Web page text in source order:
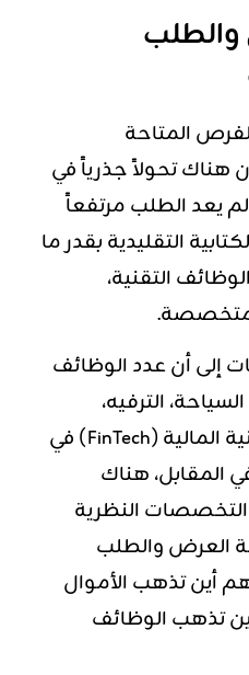
المتاحة
هناك تحولاً جذرياً في
يعد الطلب مرتفعاً
التقليدية بقدر ما
التقنية،
إلى أن عدد الوظائف
الترفيه،
الطاقة المتجددة، والتقنية المالية (FinTech) في
المقابل، هناك
النظرية
العرض والطلب
أين تذهب الأموال
أين تذهب الوظائف